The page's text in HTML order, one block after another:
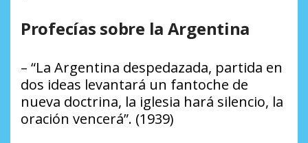
Profecías sobre la Argentina
– “La Argentina despedazada, partida en
dos ideas levantará un fantoche de
nueva doctrina, la iglesia hará silencio, la
oración vencerá”. (1939)